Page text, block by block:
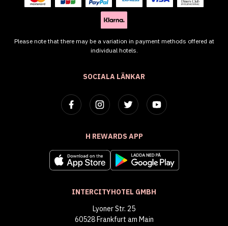
SOCIALA LÄNKAR
H REWARDS APP
INTERCITYHOTEL GMBH
Lyoner Str. 25
60528 Frankfurt am Main
Please note that there may be a variation in payment methods offered at
individual hotels.